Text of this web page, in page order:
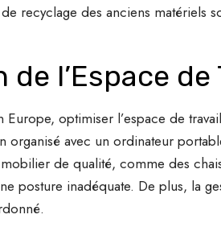
recyclage des anciens matériels
l’Espace
Europe, optimiser l’espace de
organisé avec un ordinateur
de qualité, comme des
posture inadéquate. De plus, la